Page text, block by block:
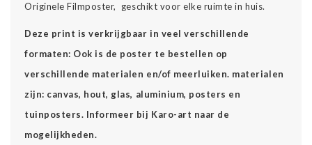
Originele Filmposter, geschikt voor elke ruimte in huis.
Deze print is verkrijgbaar in veel verschillende
formaten: Ook is de poster te bestellen op
verschillende materialen en/of meerluiken. materialen
zijn: canvas, hout, glas, aluminium, posters en
tuinposters. Informeer bij Karo-art naar de
mogelijkheden.